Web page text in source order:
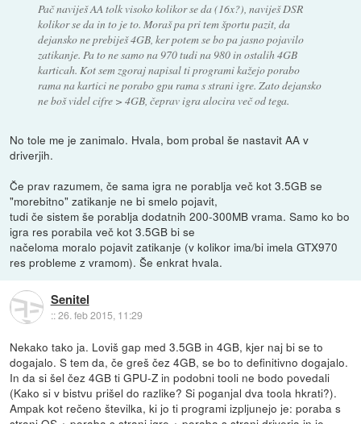
Pač naviješ AA tolk visoko kolikor se da (16x?), naviješ DSR
kolikor se da in to je to. Moraš pa pri tem športu pazit, da
dejansko ne prebiješ 4GB, ker potem se bo pa jasno pojavilo
zatikanje. Pa to ne samo na 970 tudi na 980 in ostalih 4GB
karticah. Kot sem zgoraj napisal ti programi kažejo porabo
rama na kartici ne porabo gpu rama s strani igre. Zato dejansko
ne boš videl cifre > 4GB, čeprav igra alocira več od tega.
No tole me je zanimalo. Hvala, bom probal še nastavit AA v
driverjih.
Če prav razumem, če sama igra ne porablja več kot 3.5GB se
"morebitno" zatikanje ne bi smelo pojavit,
tudi če sistem še porablja dodatnih 200-300MB vrama. Samo ko bo
igra res porabila več kot 3.5GB bi se
načeloma moralo pojavit zatikanje (v kolikor ima/bi imela GTX970
res probleme z vramom). Še enkrat hvala.
Senitel
::26. feb 2015, 11:29
Nekako tako ja. Loviš gap med 3.5GB in 4GB, kjer naj bi se to
dogajalo. S tem da, če greš čez 4GB, se bo to definitivno dogajalo.
In da si šel čez 4GB ti GPU-Z in podobni tooli ne bodo povedali
(Kako si v bistvu prišel do razlike? Si poganjal dva toola hkrati?).
Ampak kot rečeno številka, ki jo ti programi izpljunejo je: poraba s